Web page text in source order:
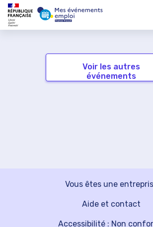
Voir les autres
événements
Vous êtes une
Aide et contact
Accessibilité : Non